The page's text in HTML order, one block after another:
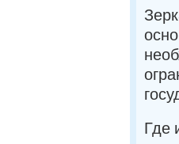
Где